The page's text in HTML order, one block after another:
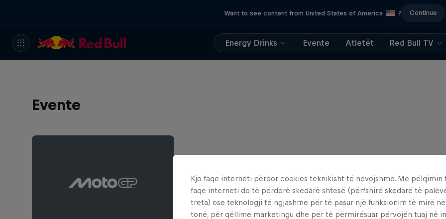
Want to see content from United States of America ? Continue
Energy Drinks Evente Atletët Red Bull TV
Evente
Kjo faqe interneti përdor cookies teknikisht të nevojshme. Me pëlqimin
faqe interneti do të përdorë skedarë shtesë (përfshirë skedarë të
treta) ose teknologji të ngjashme për të pasur një funksionim të mirë
tonë, për qëllime marketingu dhe për të përmirësuar përvojën tuaj në